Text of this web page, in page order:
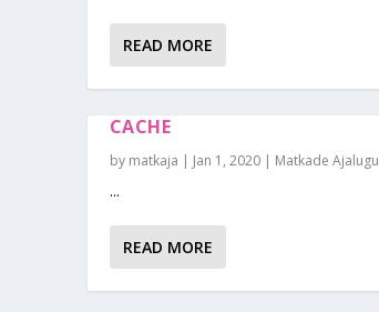
READ MORE
CACHE
by matkaja | Jan 1, 2020| Matkade Ajalugu
...
READ MORE